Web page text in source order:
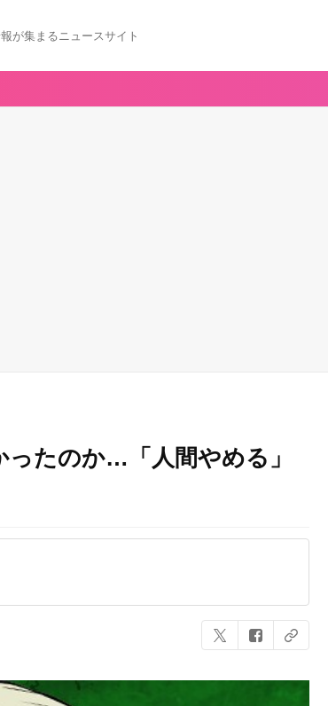
が集まるニュースサイト
たのか…「人間やめる」